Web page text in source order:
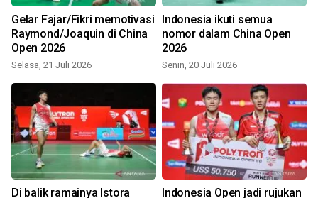
Gelar Fajar/Fikri memotivasi
Raymond/Joaquin di China
Open 2026
Selasa, 21 Juli 2026
Indonesia ikuti semua
nomor dalam China Open
2026
Senin, 20 Juli 2026
Di balik ramainya Istora Indonesia Open jadi rujukan